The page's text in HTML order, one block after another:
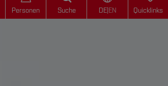
Personen Suche DE| EN Quicklinks